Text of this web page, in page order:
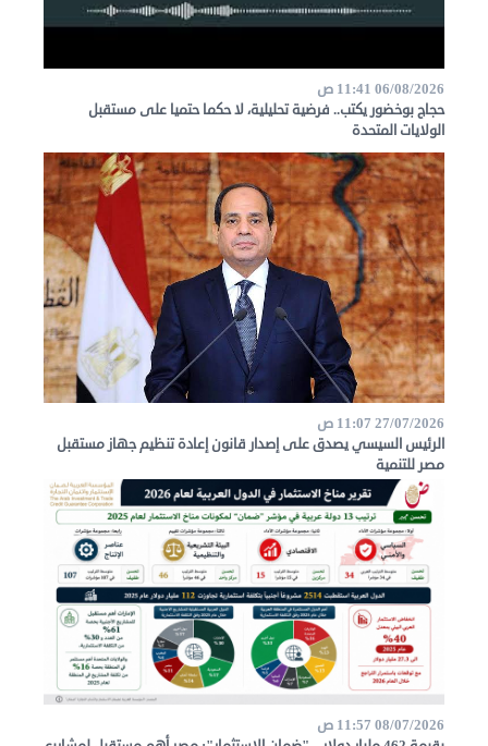
القنصلية
البعثة
الدبلوماسية
مجلس
الجالية
الصحفيون
المصريون
الكويت
شاركنا
مصريون
الكويت
06/08/2026 11:41 ص
حجاج بوخضور يكتب.. فرضية تحليلية، لا حكما حتميا على مستقبل
الولايات المتحدة
27/07/2026 11:07 ص
الرئيس السيسي يصدق على إصدار قانون إعادة تنظيم جهاز مستقبل
مصر للتنمية
08/07/2026 11:57 ص